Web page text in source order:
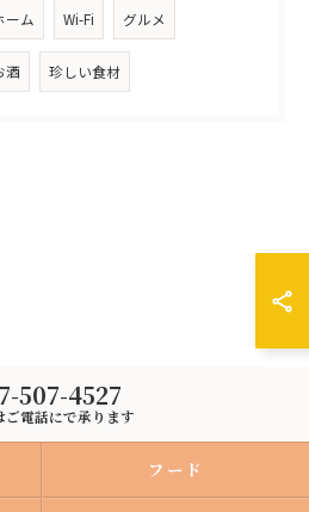
ーム Wi-Fi グルメ
酒 珍しい食材
507-4527
ご電話にで承ります
フード